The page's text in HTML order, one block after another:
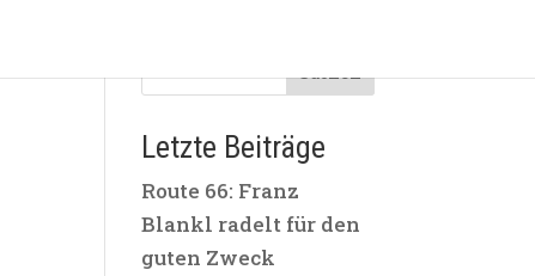
Letzte Beiträge
Route 66: Franz
Blankl radelt für den
guten Zweck